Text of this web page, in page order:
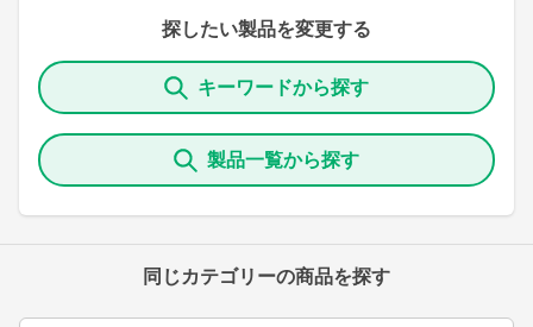
探したい製品を変更する
キーワードから探す
製品一覧から探す
同じカテゴリーの商品を探す